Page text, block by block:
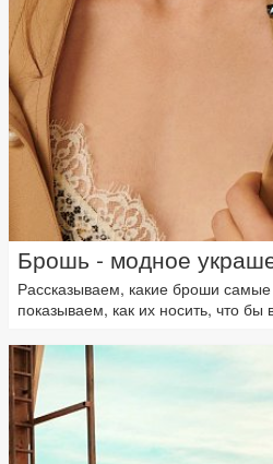
Брошь - модное
Рассказываем, какие броши
показываем, как их носить, что бы